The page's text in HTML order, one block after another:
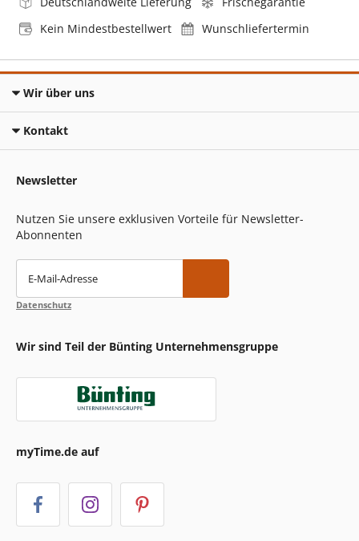
Kein Mindestbestellwert
Wunschliefertermin
Wir über uns
Kontakt
Newsletter
Nutzen Sie unsere exklusiven Vorteile für Newsletter-
Abonnenten
E-Mail-Adresse
Datenschutz
Wir sind Teil der Bünting Unternehmensgruppe
myTime.de auf